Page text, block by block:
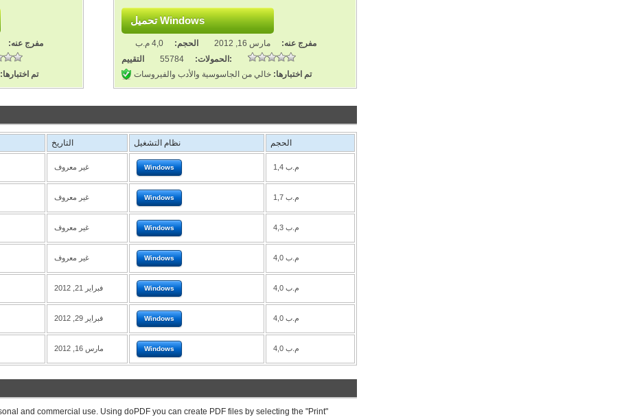
مفرج عنه:
تم اختبارها:
مفرج عنه: مارس 16, 2012 الحجم:
4,0 م.ب
الحمولات:
55784
التقييم:
تم اختبارها: خالي من الجاسوسية والأدب والفيروسات
التاريخ نظام التشغيل الحجم
غير معروف Windows 1,4 م.ب
غير معروف Windows 1,7 م.ب
غير معروف Windows 4,3 م.ب
غير معروف Windows 4,0 م.ب
فبراير 21, 2012 Windows 4,0 م.ب
فبراير 29, 2012 Windows 4,0 م.ب
مارس 16, 2012 Windows 4,0 م.ب
and commercial use. Using doPDF you can create PDF files by selecting the "Print"